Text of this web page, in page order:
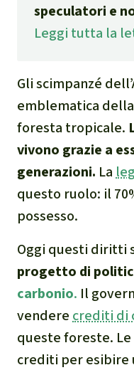
speculatori e
Leggi tutta la
Gli scimpanzé
emblematica
foresta tropicale.
vivono grazie a
generazioni. La
questo ruolo: il
possesso.
Oggi questi diritti
progetto di
carbonio. Il
vendere crediti di
queste foreste.
crediti per esibire